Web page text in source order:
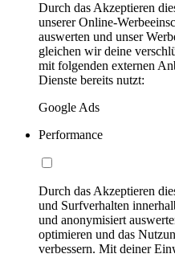
Durch das Akzeptieren
unserer Online-
auswerten und unser
gleichen wir deine
mit folgenden externen
Dienste bereits nutzt:
Google Ads
Performance
Durch das Akzeptieren
und Surfverhalten
und anonymisiert
optimieren und das
verbessern. Mit deiner